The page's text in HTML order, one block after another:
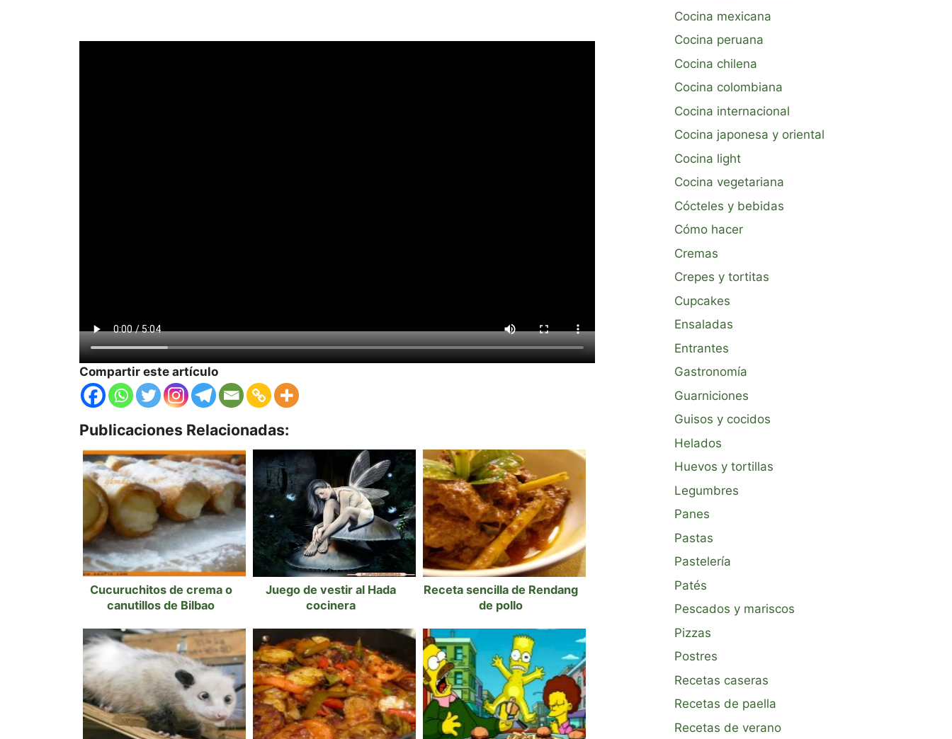
Compartir este artículo
Publicaciones Relacionadas:
Cucuruchitos de crema o
canutillos de Bilbao
Juego de vestir al Hada
cocinera
Receta sencilla de Rendang
de pollo
Cocina mexicana
Cocina peruana
Cocina chilena
Cocina colombiana
Cocina internacional
Cocina japonesa y oriental
Cocina light
Cocina vegetariana
Cócteles y bebidas
Cómo hacer
Cremas
Crepes y tortitas
Cupcakes
Ensaladas
Entrantes
Gastronomía
Guarniciones
Guisos y cocidos
Helados
Huevos y tortillas
Legumbres
Panes
Pastas
Pastelería
Patés
Pescados y mariscos
Pizzas
Postres
Recetas caseras
Recetas de paella
Recetas de verano